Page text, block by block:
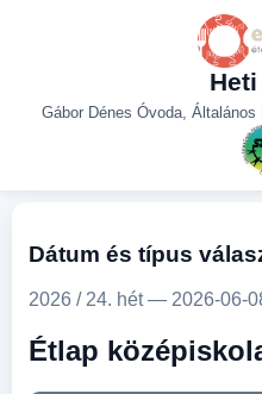
Gábor Dénes Óvoda,
Dátum és típus
2026 / 24. hét — 2026-06-
Étlap